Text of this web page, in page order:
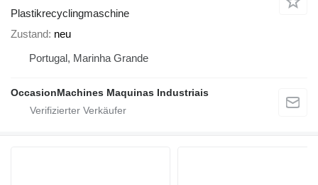
Plastikrecyclingmaschine
Zustand neu
Portugal, Marinha Grande
OccasionMachines Maquinas Industriais